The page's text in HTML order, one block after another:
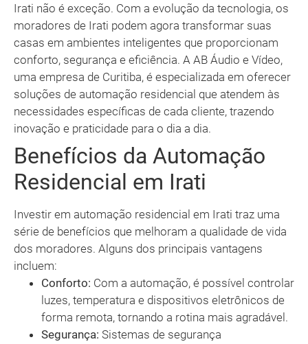
Irati não é exceção. Com a evolução da tecnologia, os
moradores de Irati podem agora transformar suas
casas em ambientes inteligentes que proporcionam
conforto, segurança e eficiência. A AB Áudio e Vídeo,
uma empresa de Curitiba, é especializada em oferecer
soluções de automação residencial que atendem às
necessidades específicas de cada cliente, trazendo
inovação e praticidade para o dia a dia.
Benefícios da Automação
Residencial em Irati
Investir em automação residencial em Irati traz uma
série de benefícios que melhoram a qualidade de vida
dos moradores. Alguns dos principais vantagens
incluem:
Conforto: Com a automação, é possível controlar
luzes, temperatura e dispositivos eletrônicos de
forma remota, tornando a rotina mais agradável.
Segurança: Sistemas de segurança